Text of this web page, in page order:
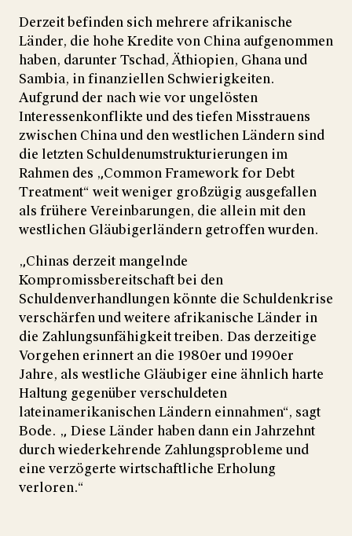
Derzeit befinden sich mehrere afrikanische
Länder, die hohe Kredite von China aufgenommen
haben, darunter Tschad, Äthiopien, Ghana und
Sambia, in finanziellen Schwierigkeiten.
Aufgrund der nach wie vor ungelösten
Interessenkonflikte und des tiefen Misstrauens
zwischen China und den westlichen Ländern sind
die letzten Schuldenumstrukturierungen im
Rahmen des „Common Framework for Debt
Treatment“ weit weniger großzügig ausgefallen
als frühere Vereinbarungen, die allein mit den
westlichen Gläubigerländern getroffen wurden.
„Chinas derzeit mangelnde
Kompromissbereitschaft bei den
Schuldenverhandlungen könnte die Schuldenkrise
verschärfen und weitere afrikanische Länder in
die Zahlungsunfähigkeit treiben. Das derzeitige
Vorgehen erinnert an die 1980er und 1990er
Jahre, als westliche Gläubiger eine ähnlich harte
Haltung gegenüber verschuldeten
lateinamerikanischen Ländern einnahmen“, sagt
Bode. „ Diese Länder haben dann ein Jahrzehnt
durch wiederkehrende Zahlungsprobleme und
eine verzögerte wirtschaftliche Erholung
verloren.“